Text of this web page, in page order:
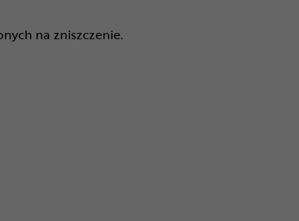
na zniszczenie.